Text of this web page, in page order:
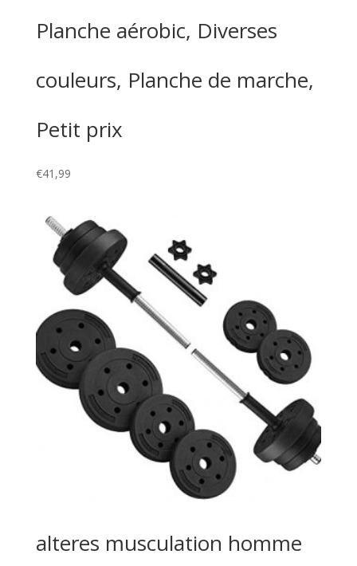
Planche aérobic, Diverses
couleurs, Planche de marche,
Petit prix
€41,99
alteres musculation homme